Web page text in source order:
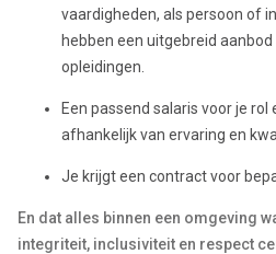
vaardigheden, als persoon of
hebben een uitgebreid
opleidingen.
Een passend salaris voor je
afhankelijk van ervaring en
Je krijgt een contract voor
En dat alles binnen een omgeving
integriteit, inclusiviteit en respect